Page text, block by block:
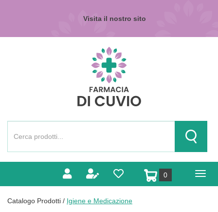
Visita il nostro sito
Prodotto
Cerca
0prodotti
inseriti
Catalogo Prodotti / Igiene e Medicazione